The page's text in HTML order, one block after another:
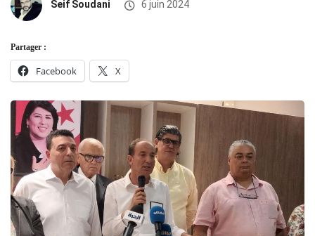
Seif Soudani 6 juin 2024
Partager :
Facebook X